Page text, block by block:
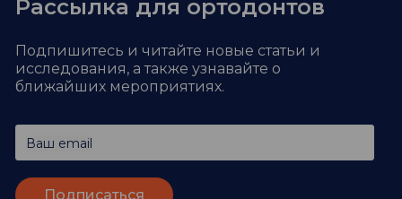
Рассылка для ортодонтов
Подпишитесь и читайте новые статьи и
исследования, а также узнавайте о
ближайших мероприятиях.
Ваш email